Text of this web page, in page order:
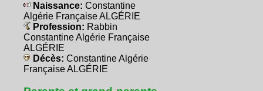
Naissance: Constantine
Algérie Française ALGÉRIE
Profession: Rabbin
Constantine Algérie Française
ALGÉRIE
Décès: Constantine Algérie
Française ALGÉRIE